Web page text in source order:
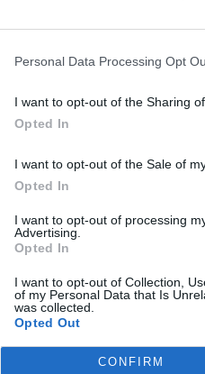
Personal Data Processing Opt
I want to opt-out of the Sharing
Opted In
I want to opt-out of the Sale of
Opted In
I want to opt-out of processing
Advertising.
Opted In
I want to opt-out of Collection,
of my Personal Data that Is
was collected.
Opted Out
CONFIRM